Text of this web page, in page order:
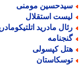
مومنی
استقلال
مادرید اتلتیکومادرید
کپسولی